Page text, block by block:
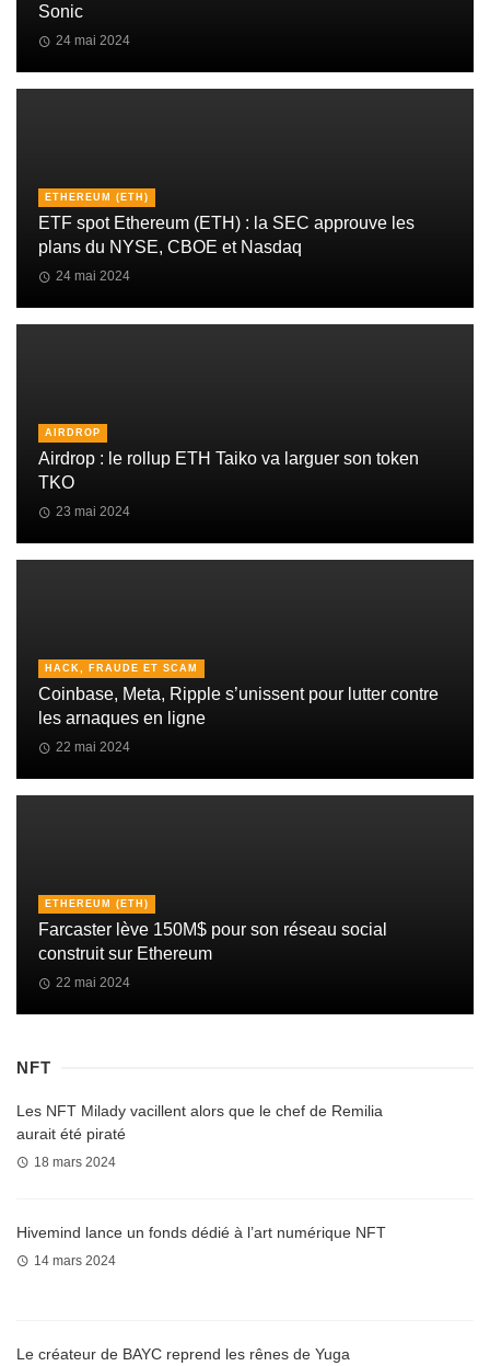
Sonic
24 mai 2024
ETHEREUM (ETH)
ETF spot Ethereum (ETH) : la SEC approuve les
plans du NYSE, CBOE et Nasdaq
24 mai 2024
AIRDROP
Airdrop : le rollup ETH Taiko va larguer son token
TKO
23 mai 2024
HACK, FRAUDE ET SCAM
Coinbase, Meta, Ripple s’unissent pour lutter contre
les arnaques en ligne
22 mai 2024
ETHEREUM (ETH)
Farcaster lève 150M$ pour son réseau social
construit sur Ethereum
22 mai 2024
NFT
Les NFT Milady vacillent alors que le chef de Remilia
aurait été piraté
18 mars 2024
Hivemind lance un fonds dédié à l’art numérique NFT
14 mars 2024
Le créateur de BAYC reprend les rênes de Yuga